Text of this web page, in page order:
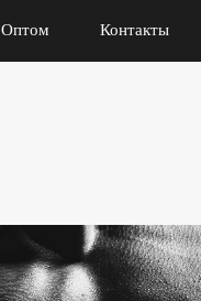
Оптом Контакты